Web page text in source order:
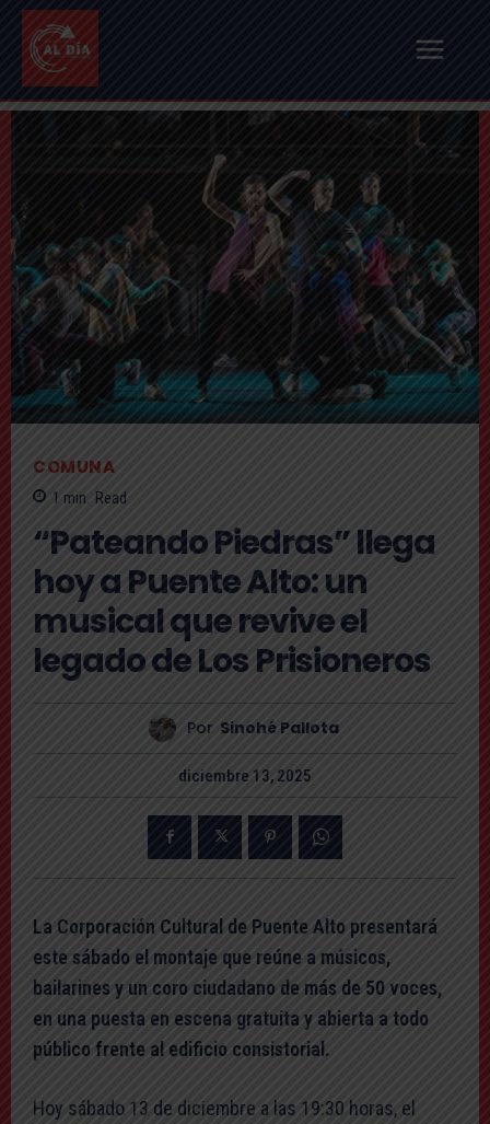
COMUNA
1 min. Read
“Pateando Piedras” llega
hoy a Puente Alto: un
musical que revive el
legado de Los Prisioneros
Por Sinohé Pallota
diciembre 13, 2025
La Corporación Cultural de Puente Alto presentará
este sábado el montaje que reúne a músicos,
bailarines y un coro ciudadano de más de 50 voces,
en una puesta en escena gratuita y abierta a todo
público frente al edificio consistorial.
Hoy sábado 13 de diciembre a las 19:30 horas, el